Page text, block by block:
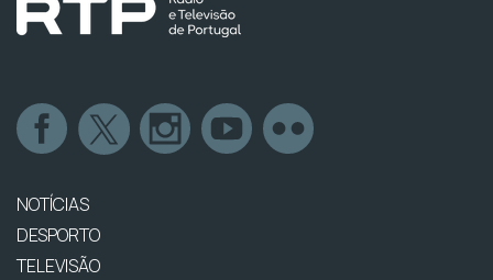
NOTÍCIAS
DESPORTO
TELEVISÃO